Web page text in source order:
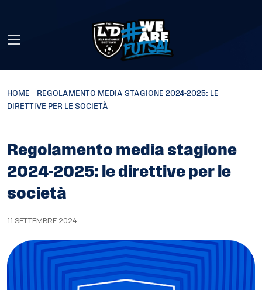
HOME
REGOLAMENTO MEDIA STAGIONE 2024-2025: LE
DIRETTIVE PER LE SOCIETÀ
Regolamento media stagione
2024-2025: le direttive per le
società
11 SETTEMBRE 2024